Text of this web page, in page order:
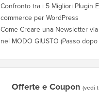
Confronto tra i 5 Migliori Plugin
commerce per WordPress
Come Creare una Newsletter via
nel MODO GIUSTO (Passo dopo
Offerte e Coupon (vedi